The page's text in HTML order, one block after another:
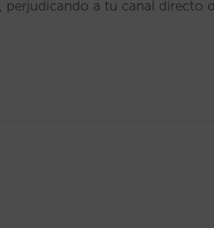
a tu canal directo